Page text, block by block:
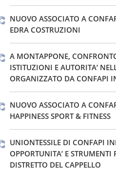
NUOVO ASSOCIATO A
EDRA COSTRUZIONI
A MONTAPPONE,
ISTITUZIONI E AUTORITA’
ORGANIZZATO DA CONFAPI
NUOVO ASSOCIATO A
HAPPINESS SPORT & FITNESS
UNIONTESSILE DI CONFAPI
OPPORTUNITA’ E STRUMENTI
DISTRETTO DEL CAPPELLO